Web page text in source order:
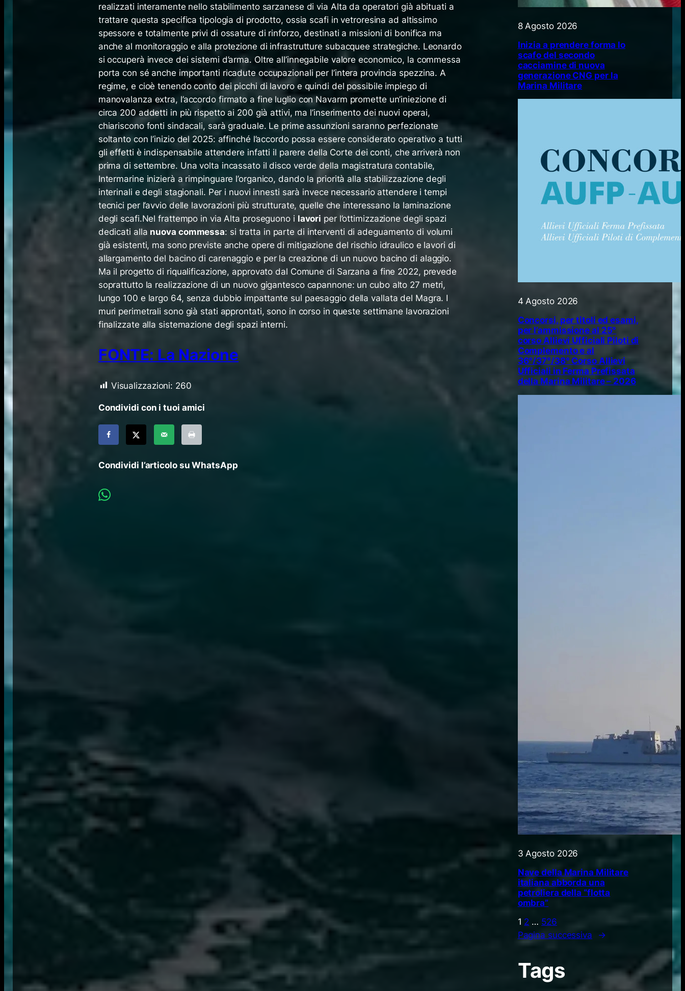
realizzati interamente nello stabilimento sarzanese di via Alta da operatori già abituati a
trattare questa specifica tipologia di prodotto, ossia scafi in vetroresina ad altissimo
spessore e totalmente privi di ossature di rinforzo, destinati a missioni di bonifica ma
anche al monitoraggio e alla protezione di infrastrutture subacquee strategiche. Leonardo
si occuperà invece dei sistemi d’arma. Oltre all’innegabile valore economico, la commessa
porta con sé anche importanti ricadute occupazionali per l’intera provincia spezzina. A
regime, e cioè tenendo conto dei picchi di lavoro e quindi del possibile impiego di
manovalanza extra, l’accordo firmato a fine luglio con Navarm promette un’iniezione di
circa 200 addetti in più rispetto ai 200 già attivi, ma l’inserimento dei nuovi operai,
chiariscono fonti sindacali, sarà graduale. Le prime assunzioni saranno perfezionate
soltanto con l’inizio del 2025: affinché l’accordo possa essere considerato operativo a tutti
gli effetti è indispensabile attendere infatti il parere della Corte dei conti, che arriverà non
prima di settembre. Una volta incassato il disco verde della magistratura contabile,
Intermarine inizierà a rimpinguare l’organico, dando la priorità alla stabilizzazione degli
interinali e degli stagionali. Per i nuovi innesti sarà invece necessario attendere i tempi
tecnici per l’avvio delle lavorazioni più strutturate, quelle che interessano la laminazione
degli scafi.Nel frattempo in via Alta proseguono i lavori per l’ottimizzazione degli spazi
dedicati alla nuova commessa: si tratta in parte di interventi di adeguamento di volumi
già esistenti, ma sono previste anche opere di mitigazione del rischio idraulico e lavori di
allargamento del bacino di carenaggio e per la creazione di un nuovo bacino di alaggio.
Ma il progetto di riqualificazione, approvato dal Comune di Sarzana a fine 2022, prevede
soprattutto la realizzazione di un nuovo gigantesco capannone: un cubo alto 27 metri,
lungo 100 e largo 64, senza dubbio impattante sul paesaggio della vallata del Magra. I
muri perimetrali sono già stati approntati, sono in corso in queste settimane lavorazioni
finalizzate alla sistemazione degli spazi interni.
FONTE: La Nazione
Visualizzazioni: 260
Condividi con i tuoi amici
Condividi l’articolo su WhatsApp
8 Agosto 2026
Inizia a prendere forma lo
scafo del secondo
cacciamine di nuova
generazione CNG per la
Marina Militare
4 Agosto 2026
Concorsi, per titoli ed esami,
per l’ammissione al 25°
corso Allievi Ufficiali Piloti di
Complemento e al
36°/37°/38° Corso Allievi
Ufficiali in Ferma Prefissata
della Marina Militare – 2026
3 Agosto 2026
Nave della Marina Militare
italiana abborda una
petroliera della “flotta
ombra”
1 2 … 526
Pagina successiva
→
Tags